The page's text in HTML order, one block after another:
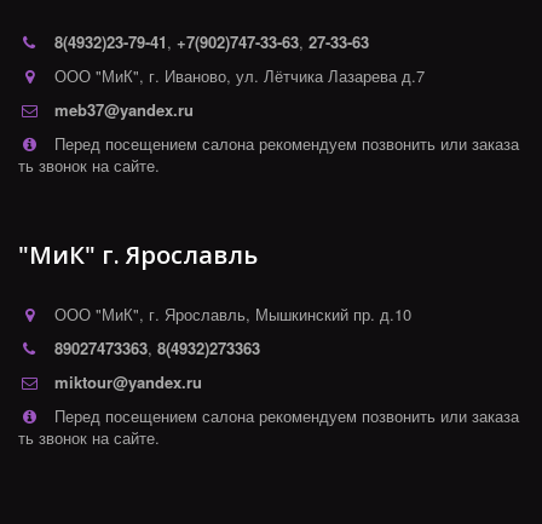
8(4932)23-79-41, +7(902)747-33-63, 27-33-63
ООО "МиК", г. Иваново, ул. Лётчика Лазарева д.7
meb37@yandex.ru
Перед посещением салона рекомендуем позвонить или заказа
ть звонок на сайте.
"МиК" г. Ярославль
ООО "МиК", г. Ярославль, Мышкинский пр. д.10
89027473363, 8(4932)273363
miktour@yandex.ru
Перед посещением салона рекомендуем позвонить или заказа
ть звонок на сайте.